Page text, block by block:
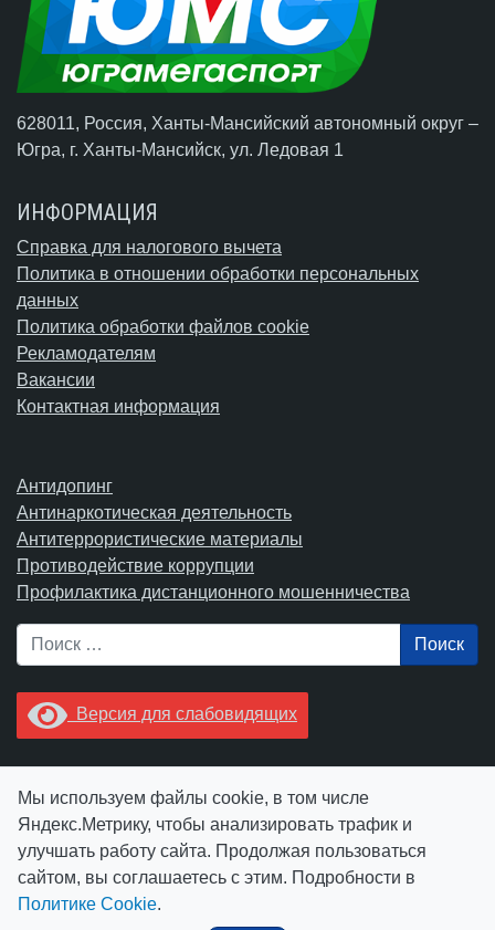
628011, Россия, Ханты-Мансийский автономный округ –
Югра, г. Ханты-Мансийск, ул. Ледовая 1
ИНФОРМАЦИЯ
Справка для налогового вычета
Политика в отношении обработки персональных
данных
Политика обработки файлов cookie
Рекламодателям
Вакансии
Контактная информация
Антидопинг
Антинаркотическая деятельность
Антитеррористические материалы
Противодействие коррупции
Профилактика дистанционного мошенничества
Поиск
Версия для слабовидящих
Ctrl+Enter.
Мы используем файлы cookie, в том числе
Яндекс.Метрику, чтобы анализировать трафик и
улучшать работу сайта. Продолжая пользоваться
сайтом, вы соглашаетесь с этим. Подробности в
Политике Cookie.